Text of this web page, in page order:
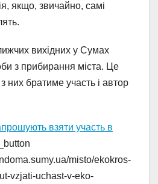
якщо, звичайно, самі
вихідних у Сумах
з прибирання міста. Це
них братиме участь і автор
взяти участь в
misto/ekokros-
vzjati-uchast-v-eko-